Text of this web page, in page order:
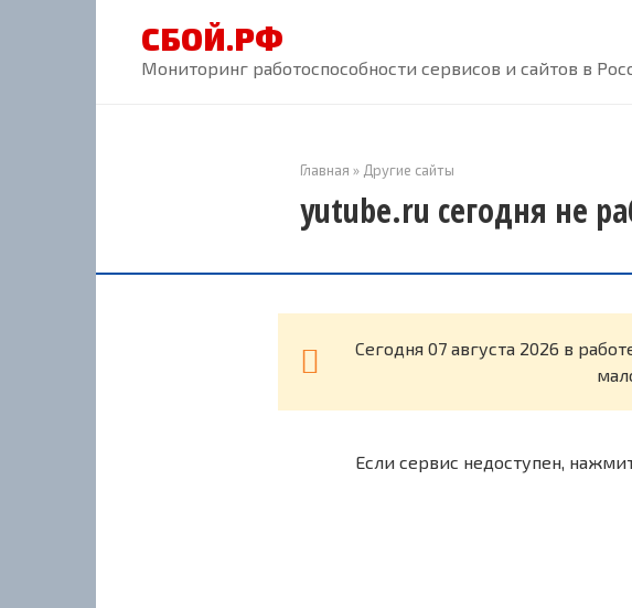
СБОЙ.РФ
Мониторинг работоспособности сервисов и сайтов в
Главная » Другие сайты
yutube.ru сегодня не
Cегодня 07 августа 2026 в
Если сервис недоступен,